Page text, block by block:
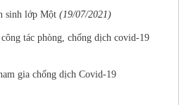
sinh lớp Một (19/07/2021)
tác phòng, chống dịch covid-19
gia chống dịch Covid-19